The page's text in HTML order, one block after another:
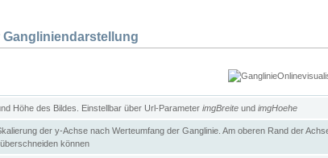
Gangliniendarstellung
Höhe des Bildes. Einstellbar über Url-Parameter imgBreite und imgHoehe
der y-Achse nach Werteumfang der Ganglinie. Am oberen Rand der
können